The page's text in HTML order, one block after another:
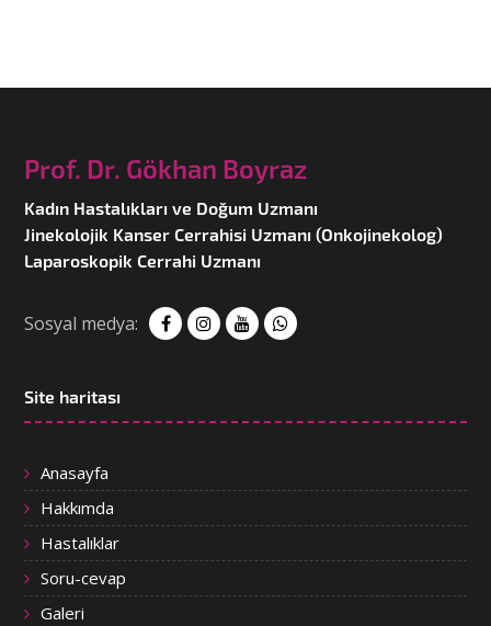
Prof. Dr. Gökhan Boyraz
Kadın Hastalıkları ve Doğum Uzmanı
Jinekolojik Kanser Cerrahisi Uzmanı (Onkojinekolog)
Laparoskopik Cerrahi Uzmanı
Sosyal medya:
Site haritası
Anasayfa
Hakkımda
Hastalıklar
Soru-cevap
Galeri